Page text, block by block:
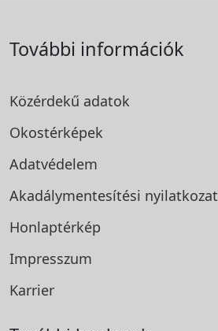
További információk
Közérdekű adatok
Okostérképek
Adatvédelem
Akadálymentesítési nyilatkozat
Honlaptérkép
Impresszum
Karrier